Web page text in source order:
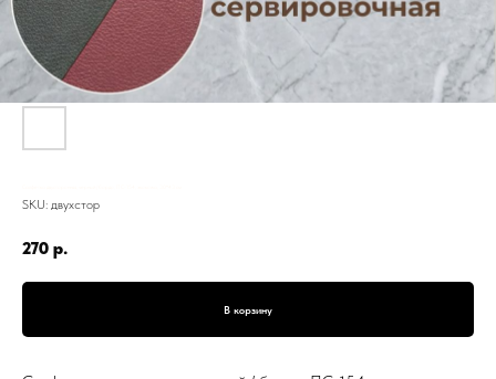
SKU: двухстор
270 р.
В корзину